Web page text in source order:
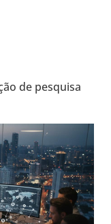
de pesquisa